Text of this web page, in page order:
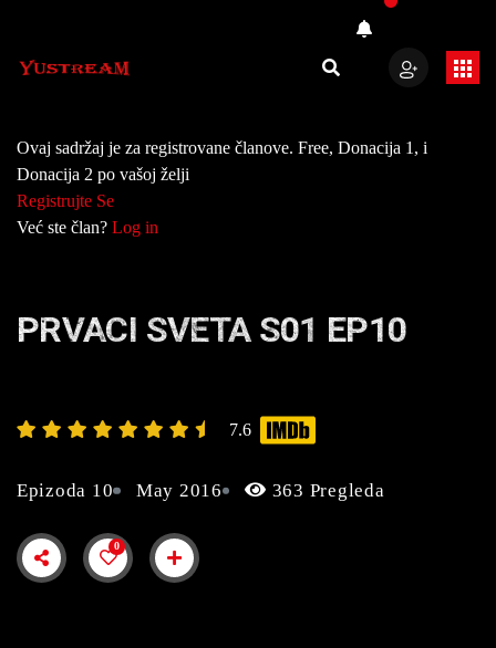
Ovaj sadržaj je za registrovane članove. Free, Donacija 1, i
Donacija 2 po vašoj želji
Registrujte Se
Već ste član? Log in
PRVACI SVETA S01 EP10
7.6
Epizoda 10 May 2016 363 Pregleda
0